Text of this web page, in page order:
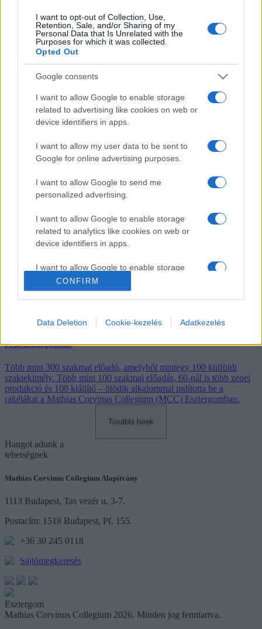
I want to opt-out of Collection, Use,
Retention, Sale, and/or Sharing of my
Personal Data that Is Unrelated with the
Purposes for which it was collected.
Opted Out
Google consents
I want to allow Google to enable storage
related to advertising like cookies on web or
device identifiers in apps.
I want to allow my user data to be sent to
Google for online advertising purposes.
I want to allow Google to send me
personalized advertising.
I want to allow Google to enable storage
related to analytics like cookies on web or
device identifiers in apps.
I want to allow Google to enable storage
related to functionality of the website or app.
related to personalization.
functionality and fraud prevention, and other
user protection.
CONFIRM
Data Deletion Cookie-kezelés Adatkezelés
kerül megrendezésre.
50.000 résztvevő az idei MCC Feszten!
Az idei MCC Feszt ismét bebizonyította, hogy Esztergom a nyár
gondoskodott arról, hogy a résztvevők egyszerre kapjanak szellemi
feltöltődést és felejthetetlen zenei élményt. A Széchenyi tér megtelt
élettel, vitákkal, gondolatokkal és dallamokkal – a tudomány, a
kultúra és a közélet közös ünnepévé téve a három napot.
Az idei MCC Feszt harmadik napja a Holdról is látszott – miniszterelnöki
Eddig soha nem látott érdeklődés övezte az ötödik MCC Feszten
Legmagasabb fokozatba kapcsolt az MCC Feszt – Magyarország és a világ
kérdései fókuszban, óriási érdeklődés
Magyarország külpolitikája, az egészségügy kérdései és
meghatározó nemzetközi véleményformálók – rengeteg izgalmas és
aktuális kérdést vitattak meg hazai és külföldi szaktekintélyek az
MCC Feszt második napján.
Feszt Esztergomban
Több mint 300 szakmai előadó, amelyből mintegy 100 külföldi
szaktekintély. Több mint 100 szakmai előadás, 60-nál is több zenei
produkció és 100 kiállító – ötödik alkalommal indította be a
rakétákat a Mathias Corvinus Collegium (MCC) Esztergomban.
További hírek
Hangot adunk a
tehetségnek
Mathias Corvinus Collegium Alapítvány
1113 Budapest, Tas vezér u. 3-7.
Postacím: 1518 Budapest, Pf. 155.
+36 30 245 0118
Sajtómegkeresés
Esztergom
Mathias Corvinus Collegium 2026. Minden jog fenntartva.